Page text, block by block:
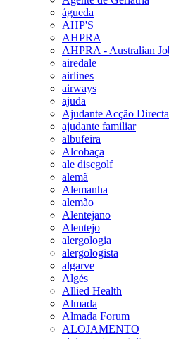
águeda
AHP'S
AHPRA
AHPRA - Australian
airedale
airlines
airways
ajuda
Ajudante Acção Directa
ajudante familiar
albufeira
Alcobaça
ale discgolf
alemã
Alemanha
alemão
Alentejano
Alentejo
alergologia
alergologista
algarve
Algés
Allied Health
Almada
Almada Forum
ALOJAMENTO